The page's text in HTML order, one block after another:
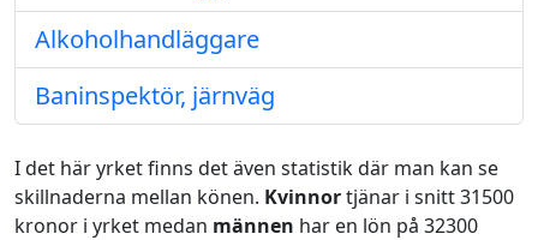
Alkoholhandläggare
Baninspektör, järnväg
I det här yrket finns det även statistik där man kan se
skillnaderna mellan könen. Kvinnortjänar i snitt 31500
kronor i yrket medan männen har en lön på 32300